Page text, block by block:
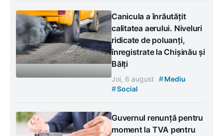
Canicula a înrăutățit
calitatea aerului. Niveluri
ridicate de poluanți,
înregistrate la Chișinău și
Bălți
Joi, 6 august #Mediu
#Social
Guvernul renunță pentru
moment la TVA pentru